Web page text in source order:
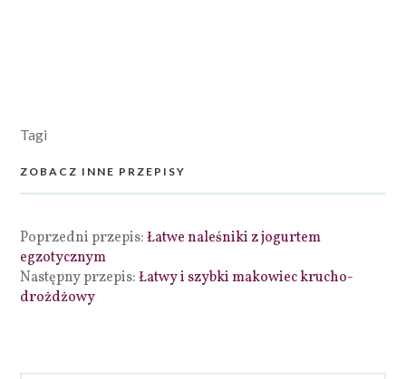
Tagi
ZOBACZ INNE PRZEPISY
Poprzedni przepis:Łatwe naleśniki z jogurtem
egzotycznym
Następny przepis:Łatwy i szybki makowiec krucho-
drożdżowy